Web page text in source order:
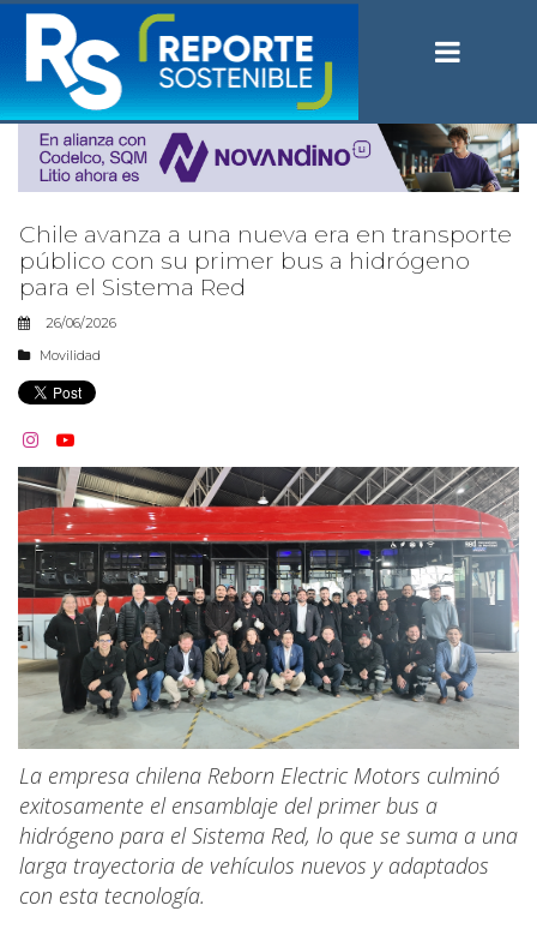
Chile avanza a una nueva era en transporte
público con su primer bus a hidrógeno
para el Sistema Red
26/06/2026
Movilidad
 
La empresa chilena Reborn Electric Motors culminó
exitosamente el ensamblaje del primer bus a
hidrógeno para el Sistema Red, lo que se suma a una
larga trayectoria de vehículos nuevos y adaptados
con esta tecnología.